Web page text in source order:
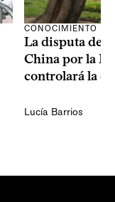
CONOCIMIENTO
La disputa de
China por la
controlará la
Lucía Barrios